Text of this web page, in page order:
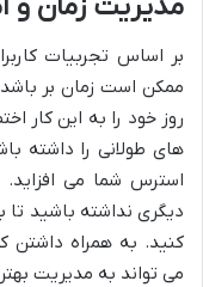
مدیریت زمان و
بر اساس تجربیات
ممکن است زمان بر
روز خود را به این کار
های طولانی را داشته
استرس شما می افزاید.
دیگری نداشته باشید تا
کنید. به همراه داشتن
می تواند به مدیریت